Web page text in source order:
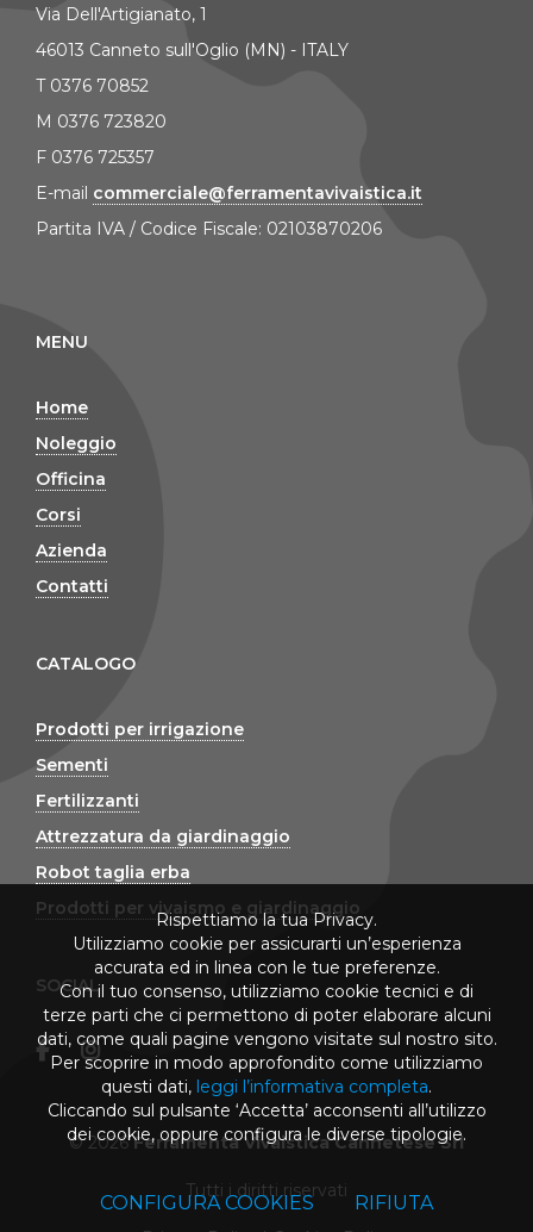
Via Dell'Artigianato, 1
46013 Canneto sull'Oglio (MN) - ITALY
T 0376 70852
M 0376 723820
F 0376 725357
E-mail commerciale@ferramentavivaistica.it
Partita IVA / Codice Fiscale: 02103870206
MENU
Home
Noleggio
Officina
Corsi
Azienda
Contatti
CATALOGO
Prodotti per irrigazione
Sementi
Fertilizzanti
Attrezzatura da giardinaggio
Robot taglia erba
Prodotti per vivaismo e giardinaggio
SOCIAL
© 2026Ferramenta Vivaistica Cannetese Srl
Tutti i diritti riservati
Rispettiamo la tua Privacy.
Utilizziamo cookie per assicurarti un’esperienza
accurata ed in linea con le tue preferenze.
Con il tuo consenso, utilizziamo cookie tecnici e di
terze parti che ci permettono di poter elaborare alcuni
dati, come quali pagine vengono visitate sul nostro sito.
Per scoprire in modo approfondito come utilizziamo
questi dati, leggi l’informativa completa.
Cliccando sul pulsante ‘Accetta’ acconsenti all’utilizzo
dei cookie, oppure configura le diverse tipologie.
CONFIGURA COOKIES RIFIUTA